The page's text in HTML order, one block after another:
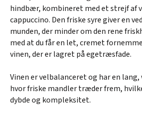
hindbær, kombineret med et strejf af
cappuccino. Den friske syre giver en
munden, der minder om den rene
med at du får en let, cremet
vinen, der er lagret på egetræsfade.
Vinen er velbalanceret og har en lang,
hvor friske mandler træder frem,
dybde og kompleksitet.